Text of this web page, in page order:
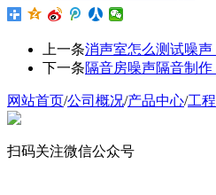
上一条消声室怎么测试噪
下一条隔音房噪声隔音制
网站首页/公司概况/产品中心/工
扫码关注微信公众号